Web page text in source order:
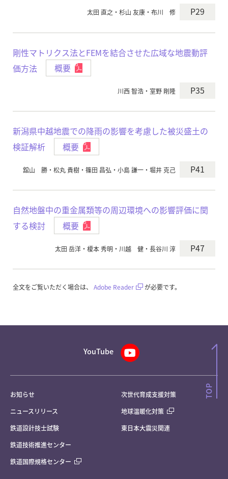
太田 直之・杉山 友康・布川 修 P29
剛性マトリクス法とFEMを結合させた広域な地震動評
価方法
概要
川西 智浩・室野 剛隆 P35
新潟県中越地震での降雨の影響を考慮した被災盛土の
検証解析
概要
舘山 勝・松丸 貴樹・篠田 昌弘・小島 謙一・堀井 克己 P41
自然地盤中の重金属類等の周辺環境への影響評価に関
する検討
概要
太田 岳洋・榎本 秀明・川越 健・長谷川 淳 P47
全文をご覧いただく場合は、 Adobe Reader が必要です。
YouTube
お知らせ
ニュースリリース
鉄道設計技士試験
鉄道技術推進センター
鉄道国際規格センター
次世代育成支援対策
地球温暖化対策
東日本大震災関連